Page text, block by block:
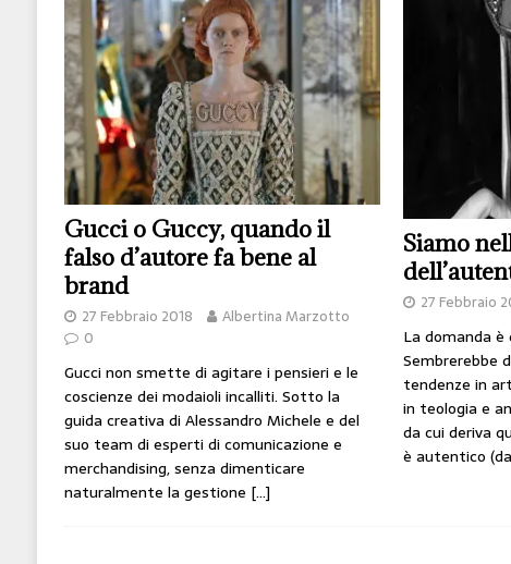
[ 14 Giugno 2026 ] Il potere oggi è nel codice:
HI-TECH
[ 7 Febbraio 2020 ] Nato con l’Austria-Ungheria
viveva nel futuro
ARTE
Gucci o Guccy, quando il
falso d’autore fa bene al
brand
27 Febbraio 2018
Albertina Marzotto
0
Gucci non smette di agitare i pensieri e le
coscienze dei modaioli incalliti. Sotto la
guida creativa di Alessandro Michele e del
suo team di esperti di comunicazione e
merchandising, senza dimenticare
naturalmente la gestione […]
Siamo
27 Febbraio
La domanda
Sembrerebbe
tendenze in
in teologia e
da cui deriva
è autentico